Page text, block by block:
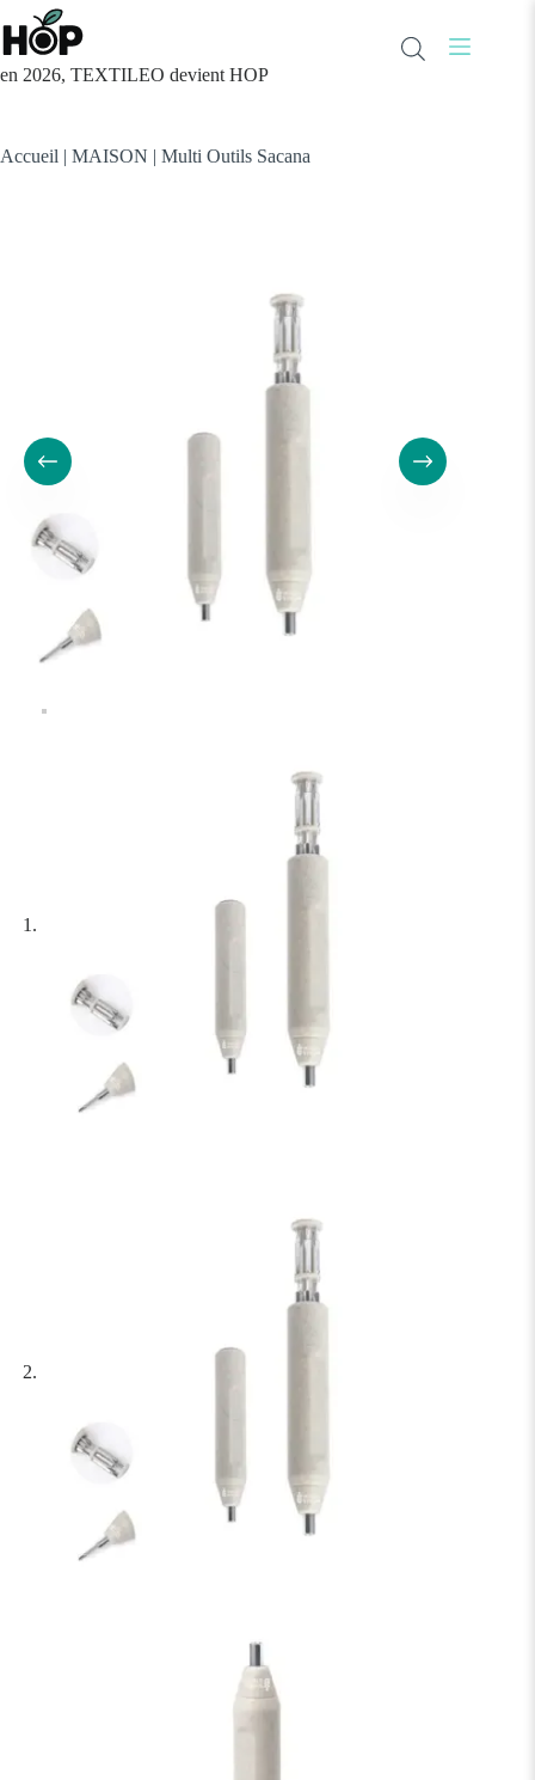
Passer
au
contenu
en 2026, TEXTILEO devient HOP
Accueil | MAISON | Multi Outils Sacana